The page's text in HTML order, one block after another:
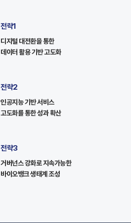
전략1
디지털 대전환을 통한
데이터 활용 기반 고도화
전략2
인공지능 기반 서비스
고도화를 통한 성과 확산
전략3
거버넌스 강화로 지속가능한
바이오뱅크 생태계 조성